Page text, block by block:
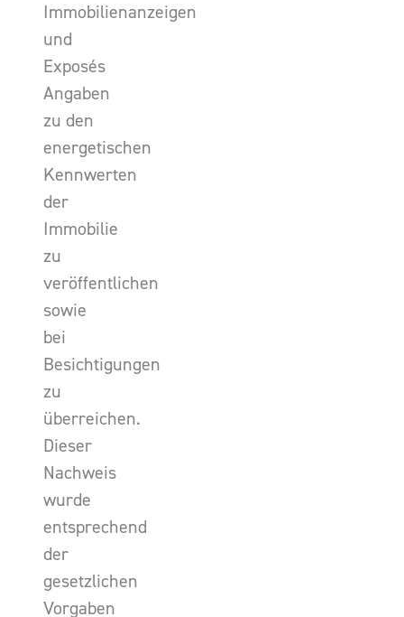
Immobilienanzeigen
und
Exposés
Angaben
zu den
energetischen
Kennwerten
der
Immobilie
zu
veröffentlichen
sowie
bei
Besichtigungen
zu
überreichen.
Dieser
Nachweis
wurde
entsprechend
der
gesetzlichen
Vorgaben